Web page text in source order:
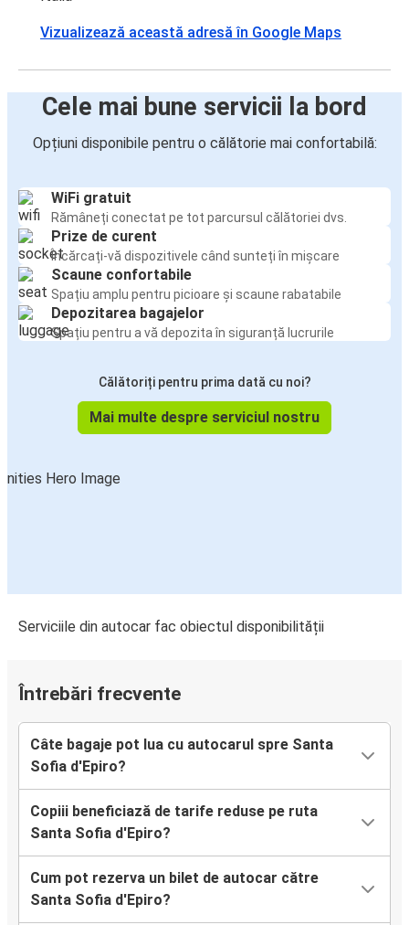
Vizualizează această adresă în Google Maps
Cele mai bune servicii la bord
Opțiuni disponibile pentru o călătorie mai confortabilă:
WiFi gratuit
Rămâneți conectat pe tot parcursul călătoriei dvs.
Prize de curent
Încărcați-vă dispozitivele când sunteți în mișcare
Scaune confortabile
Spațiu amplu pentru picioare și scaune rabatabile
Depozitarea bagajelor
Spațiu pentru a vă depozita în siguranță lucrurile
Călătoriți pentru prima dată cu noi?
Mai multe despre serviciul nostru
Serviciile din autocar fac obiectul disponibilității
Întrebări frecvente
Câte bagaje pot lua cu autocarul spre Santa
Sofia d'Epiro?
Copiii beneficiază de tarife reduse pe ruta
Santa Sofia d'Epiro?
Cum pot rezerva un bilet de autocar către
Santa Sofia d'Epiro?